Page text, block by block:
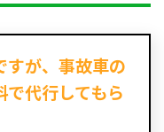
すが、事故車の
代行してもら